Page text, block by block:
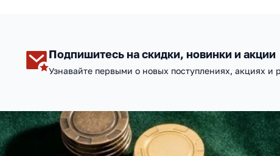
Подпишитесь на скидки, новинки и акции
Узнавайте первыми о новых поступлениях, акциях и